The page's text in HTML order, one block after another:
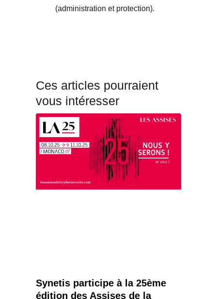
(administration et protection).
Ces articles pourraient
vous intéresser
Synetis participe à la 25ème
édition des Assises de la